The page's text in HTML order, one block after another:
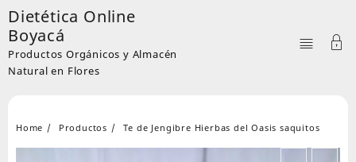
Skip
to
content
Dietética Online
Boyacá
Productos Orgánicos y Almacén
Natural en Flores
Home Productos Te de Jengibre Hierbas del Oasis saquitos